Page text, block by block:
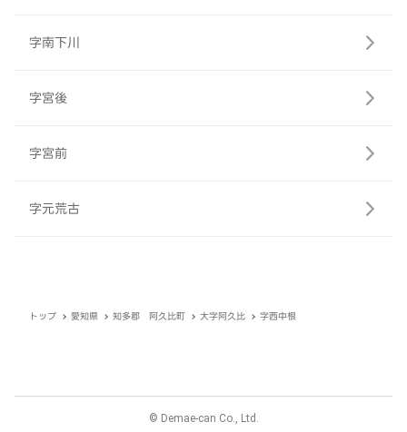
字南下川
字宮後
字宮前
字元荒古
トップ 愛知県 知多郡 阿久比町 大字阿久比 字西中根
© Demae-can Co., Ltd.